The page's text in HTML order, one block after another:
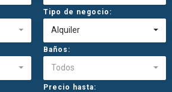
Tipo de negocio:
Alquiler
Baños:
Todos
Precio hasta: